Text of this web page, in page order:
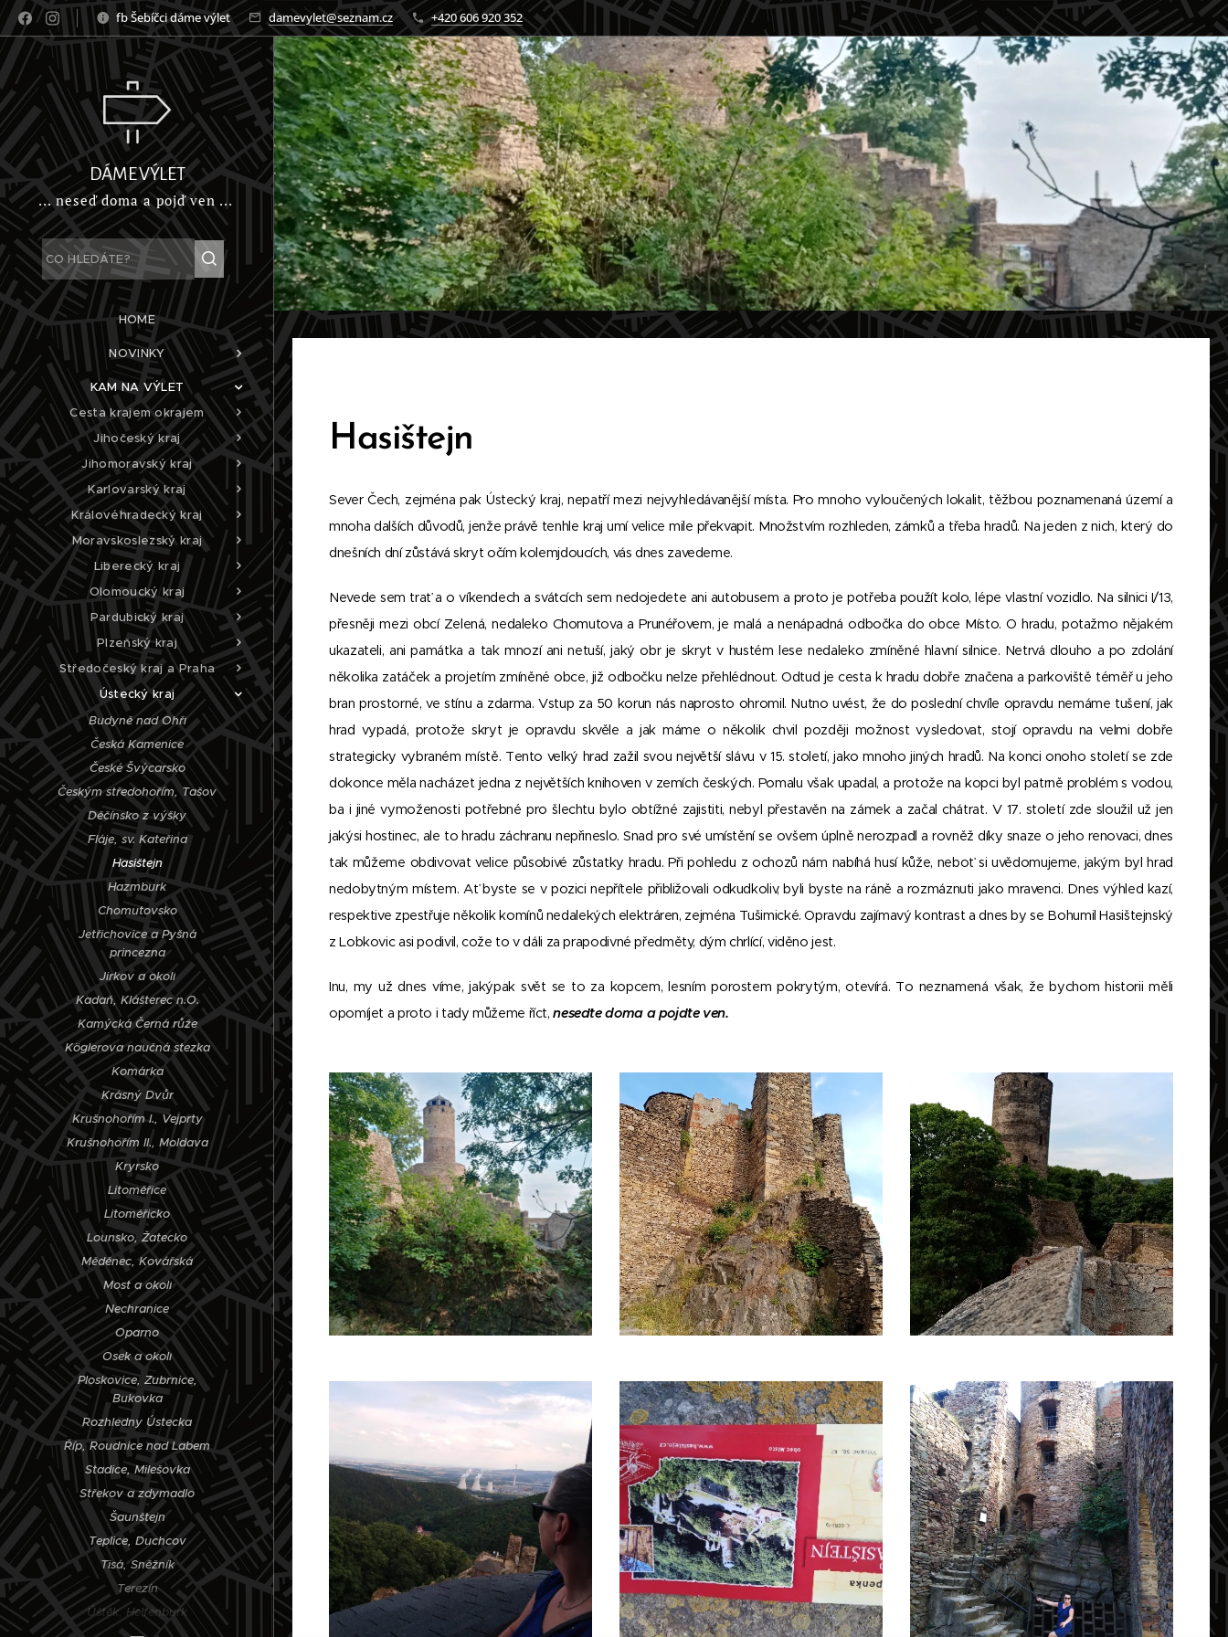
fb Šebíčci dáme výlet damevylet@seznam.cz +420 606 920 352
DÁME VÝLET
... neseď doma a pojď ven ...
HOME
NOVINKY
KAM NA VÝLET
Cesta krajem okrajem
Jihočeský kraj
Jihomoravský kraj
Karlovarský kraj
Královéhradecký kraj
Moravskoslezský kraj
Liberecký kraj
Olomoucký kraj
Pardubický kraj
Plzeňský kraj
Středočeský kraj a Praha
Ústecký kraj
Budyně nad Ohří
Česká Kamenice
České Švýcarsko
Českým středohořím, Tašov
Děčínsko z výšky
Fláje, sv. Kateřina
Hasištejn
Hazmburk
Chomutovsko
Jetřichovice a Pyšná
princezna
Jirkov a okolí
Kadaň, Klášterec n.O.
Kamýcká Černá růže
Köglerova naučná stezka
Komárka
Krásný Dvůr
Krušnohořím I., Vejprty
Krušnohořím II., Moldava
Kryrsko
Litoměřice
Litoměřicko
Lounsko, Žatecko
Měděnec, Kovářská
Most a okolí
Nechranice
Oparno
Osek a okolí
Ploskovice, Zubrnice,
Bukovka
Rozhledny Ústecka
Říp, Roudnice nad Labem
Stadice, Milešovka
Střekov a zdymadlo
Šaunštejn
Teplice, Duchcov
Tisá, Sněžník
Terezín
Úštěk, Helfenburk
Hasištejn
Sever Čech, zejména pak Ústecký kraj, nepatří mezi nejvyhledávanější místa. Pro mnoho vyloučených lokalit, těžbou poznamenaná území a
mnoha dalších důvodů, jenže právě tenhle kraj umí velice mile překvapit. Množstvím rozhleden, zámků a třeba hradů. Na jeden z nich, který do
dnešních dní zůstává skryt očím kolemjdoucích, vás dnes zavedeme.
Nevede sem trať a o víkendech a svátcích sem nedojedete ani autobusem a proto je potřeba použít kolo, lépe vlastní vozidlo. Na silnici I/13,
přesněji mezi obcí Zelená, nedaleko Chomutova a Prunéřovem, je malá a nenápadná odbočka do obce Místo. O hradu, potažmo nějakém
ukazateli, ani památka a tak mnozí ani netuší, jaký obr je skryt v hustém lese nedaleko zmíněné hlavní silnice. Netrvá dlouho a po zdolání
několika zatáček a projetím zmíněné obce, již odbočku nelze přehlédnout. Odtud je cesta k hradu dobře značena a parkoviště téměř u jeho
bran prostorné, ve stínu a zdarma. Vstup za 50 korun nás naprosto ohromil. Nutno uvést, že do poslední chvíle opravdu nemáme tušení, jak
hrad vypadá, protože skryt je opravdu skvěle a jak máme o několik chvil později možnost vysledovat, stojí opravdu na velmi dobře
strategicky vybraném místě. Tento velký hrad zažil svou největší slávu v 15. století, jako mnoho jiných hradů. Na konci onoho století se zde
dokonce měla nacházet jedna z největších knihoven v zemích českých. Pomalu však upadal, a protože na kopci byl patrně problém s vodou,
ba i jiné vymoženosti potřebné pro šlechtu bylo obtížné zajistiti, nebyl přestavěn na zámek a začal chátrat. V 17. století zde sloužil už jen
jakýsi hostinec, ale to hradu záchranu nepřineslo. Snad pro své umístění se ovšem úplně nerozpadl a rovněž díky snaze o jeho renovaci, dnes
tak můžeme obdivovat velice působivé zůstatky hradu. Při pohledu z ochozů nám nabíhá husí kůže, neboť si uvědomujeme, jakým byl hrad
nedobytným místem. Ať byste se v pozici nepřítele přibližovali odkudkoliv, byli byste na ráně a rozmáznuti jako mravenci. Dnes výhled kazí,
respektive zpestřuje několik komínů nedalekých elektráren, zejména Tušimické. Opravdu zajímavý kontrast a dnes by se Bohumil Hasištejnský
z Lobkovic asi podivil, cože to v dáli za prapodivné předměty, dým chrlící, viděno jest.
Inu, my už dnes víme, jakýpak svět se to za kopcem, lesním porostem pokrytým, otevírá. To neznamená však, že bychom historii měli
opomíjet a proto i tady můžeme říct,neseďte doma a pojďte ven.